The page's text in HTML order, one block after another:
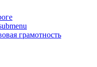
грамотность